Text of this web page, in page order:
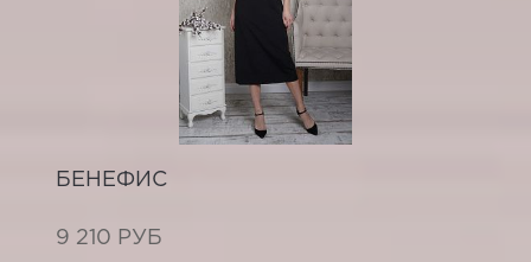
БЕНЕФИС
9 210 РУБ